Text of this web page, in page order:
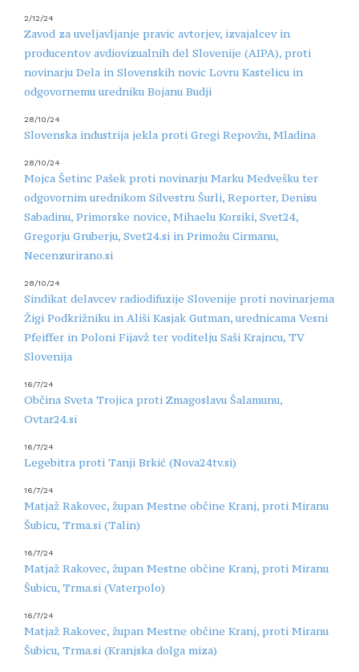
2/12/24
Zavod za uveljavljanje pravic avtorjev, izvajalcev in
producentov avdiovizualnih del Slovenije (AIPA), proti
novinarju Dela in Slovenskih novic Lovru Kastelicu in
odgovornemu uredniku Bojanu Budji
28/10/24
Slovenska industrija jekla proti Gregi Repovžu, Mladina
28/10/24
Mojca Šetinc Pašek proti novinarju Marku Medvešku ter
odgovornim urednikom Silvestru Šurli, Reporter, Denisu
Sabadinu, Primorske novice, Mihaelu Korsiki, Svet24,
Gregorju Gruberju, Svet24.si in Primožu Cirmanu,
Necenzurirano.si
28/10/24
Sindikat delavcev radiodifuzije Slovenije proti novinarjema
Žigi Podkrižniku in Ališi Kasjak Gutman, urednicama Vesni
Pfeiffer in Poloni Fijavž ter voditelju Saši Krajncu, TV
Slovenija
16/7/24
Občina Sveta Trojica proti Zmagoslavu Šalamunu,
Ovtar24.si
16/7/24
Legebitra proti Tanji Brkić (Nova24tv.si)
16/7/24
Matjaž Rakovec, župan Mestne občine Kranj, proti Miranu
Šubicu, Trma.si (Talin)
16/7/24
Matjaž Rakovec, župan Mestne občine Kranj, proti Miranu
Šubicu, Trma.si (Vaterpolo)
16/7/24
Matjaž Rakovec, župan Mestne občine Kranj, proti Miranu
Šubicu, Trma.si (Kranjska dolga miza)